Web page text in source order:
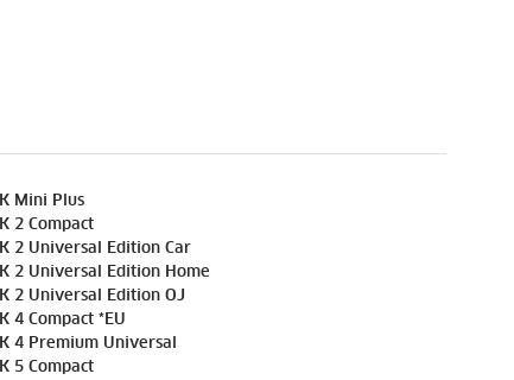
K Mini Plus
K 2 Compact
K 2 Universal Edition Car
K 2 Universal Edition Home
K 2 Universal Edition OJ
K 4 Compact *EU
K 4 Premium Universal
K 5 Compact